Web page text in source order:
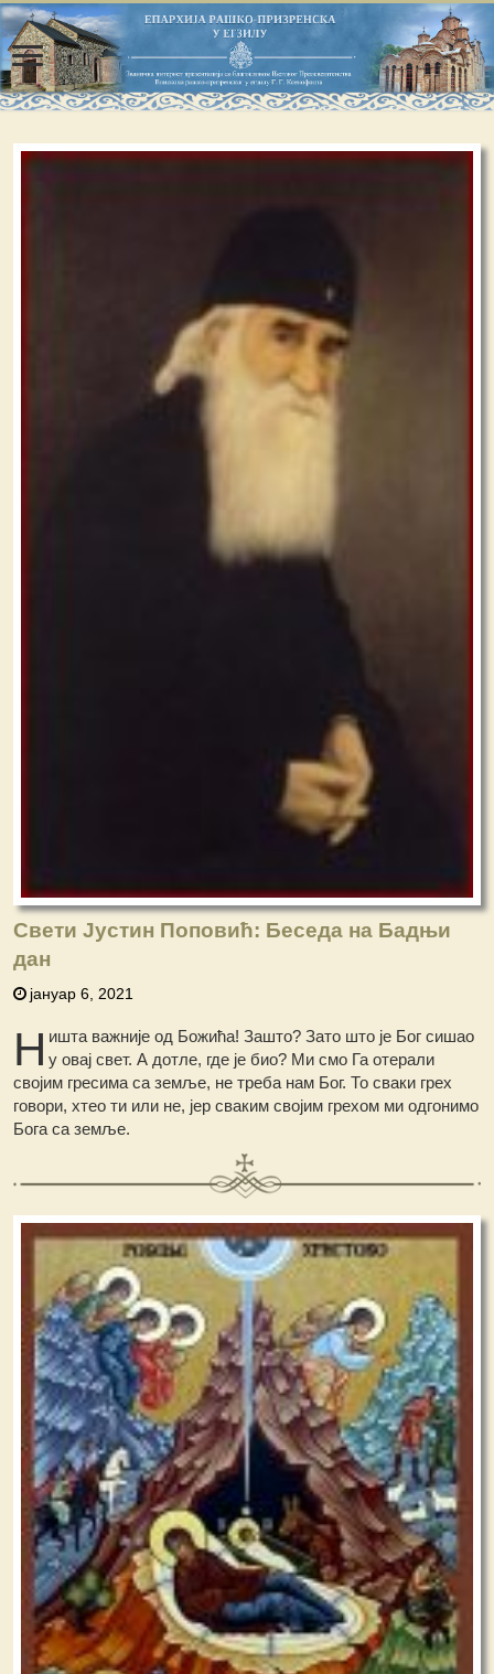
Свети Јустин Поповић: Беседа на Бадњи
дан
јануар 6, 2021
Н ишта важније од Божића! Зашто? Зато што је Бог сишао
у овај свет. А дотле, где је био? Ми смо Га отерали
својим гресима са земље, не треба нам Бог. То сваки грех
говори, хтео ти или не, јер сваким својим грехом ми одгонимо
Бога са земље.